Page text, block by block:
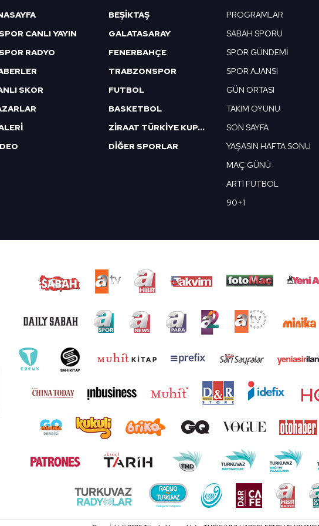
sayılı Kişisel Verilerin Korunması Kanunu uyarınca hazırlanmış
uygun olarak kullanılan çerezlerle ilgili bilgi almak için lütfentıklayınız
CANLI YAYIN
RADYO
SKOR
BEŞİKTAŞ
GALATASARAY
FENERBAHÇE
TRABZONSPOR
FUTBOL
BASKETBOL
ZİRAAT TÜRKİYE KUPASI
DİĞER SPORLAR
PROGRAMLAR
SABAH SPORU
SPOR GÜNDEMİ
SPOR AJANSI
GÜN ORTASI
TAKIM OYUNU
SON SAYFA
YAŞASIN HAFTA SONU
MAÇ GÜNÜ
ARTI FUTBOL
90+1